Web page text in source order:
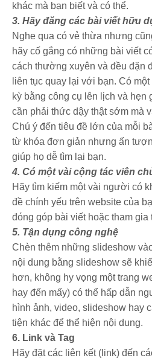
khác mà bạn biết và có thể.
3. Hãy đăng các bài viết hữu
Nghe qua có vẻ thừa nhưng
hãy cố gắng có những bài viết
cách thường xuyên và đều đặn
liên tục quay lại với bạn. Có
kỳ bằng công cụ lên lịch và hẹn
cần phải thức dậy thật sớm mà
Chú ý đến tiêu đề lớn của mỗi
từ khóa đơn giản nhưng ấn
giúp họ dễ tìm lại bạn.
4. Có một vài cộng tác viên
Hãy tìm kiếm một vài người có
đề chính yếu trên website của
đóng góp bài viết hoặc tham
5. Tận dụng công nghệ
Chèn thêm những slideshow
nội dung bằng slideshow sẽ
hơn, không hy vọng một trang
hay đến mấy) có thể hấp dẫn
hình ảnh, video, slideshow hay
tiện khác để thể hiện nội dung.
6. Link và Tag
Hãy đặt các liên kết (link) đến